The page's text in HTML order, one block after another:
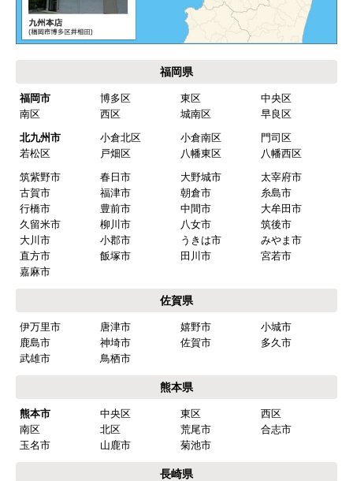
福岡県
福岡市 博多区 東区
中央区
南区
西区 城南区
早良区
北九州市
小倉北区 小倉南区
門司区
若松区
戸畑区 八幡東区
八幡西区
筑紫野市
春日市 大野城市
太宰府市
古賀市
福津市 朝倉市
糸島市
行橋市
豊前市 中間市
大牟田市
久留米市
柳川市 八女市
筑後市
大川市
小郡市 うきは市
みやま市
直方市
飯塚市 田川市
宮若市
嘉麻市
佐賀県
伊万里市 唐津市 嬉野市
小城市
鹿島市
神埼市 佐賀市
多久市
武雄市
鳥栖市
熊本県
熊本市 中央区 東区
西区
南区
北区 荒尾市
合志市
玉名市
山鹿市 菊池市
長崎県